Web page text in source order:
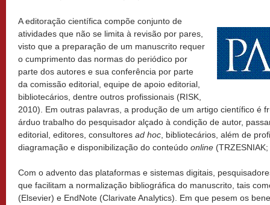
A editoração científica compõe conjunto de
atividades que não se limita à revisão por pares,
visto que a preparação de um manuscrito requer
o cumprimento das normas do periódico por
parte dos autores e sua conferência por parte
da comissão editorial, equipe de apoio editorial,
bibliotecários, dentre outros profissionais (RISK,
2010). Em outras palavras, a produção de um artigo científico é
árduo trabalho do pesquisador alçado à condição de autor,
editorial, editores, consultores ad hoc , bibliotecários, além de
diagramação e disponibilização do conteúdo online
Com o advento das plataformas e sistemas digitais,
que facilitam a normalização bibliográfica do manuscrito, tais
(Elsevier) e EndNote (Clarivate Analytics). Em que pesem os